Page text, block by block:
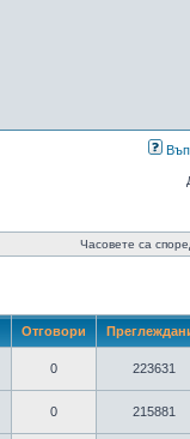
Часовете са
Отговори
0 223631
0 215881